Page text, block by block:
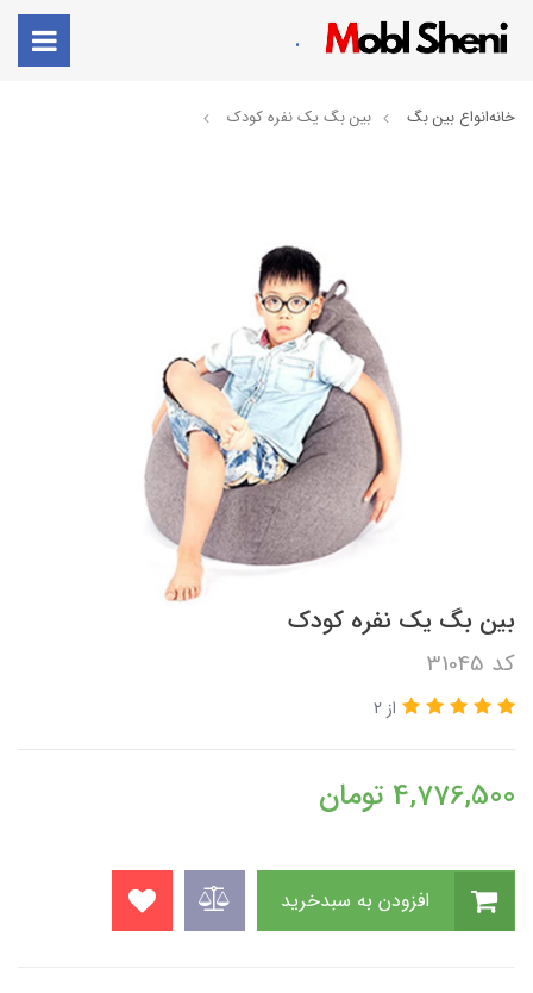
.
خانهانواع بین بگ بین بگ یک نفره کودک
بین بگ یک نفره کودک
کد 31045
از 2
4,776,500 تومان